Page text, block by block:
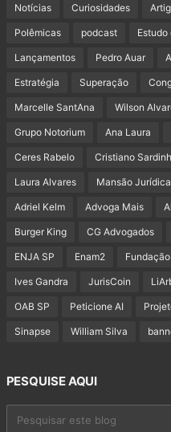
Notícias Curiosidades
Polêmicas podcast Estudo
Lançamentos Pedro Auar
Estratégia Superação
Marcelle SantAna Wilson
Grupo Notorium Ana Laura
Ceres Rabelo Cristiano
Laura Alvares Mansão Jurídica
Adriel Kelm Advoga Mais
Burger King CG Advogados
ENJA SP Enam2
Ives Gandra JurisCoin
OAB SP Peticione AI
Sinapse William Silva
PESQUISE AQUI